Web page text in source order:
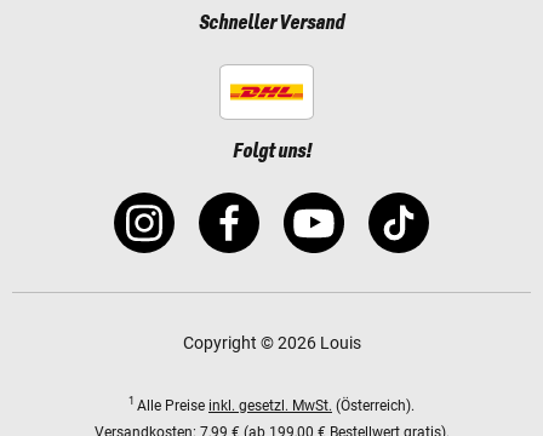
Schneller Versand
Folgt uns!
Copyright © 2026 Louis
1 Alle Preise inkl. gesetzl. MwSt. (Österreich).
Versandkosten: 7,99 € (ab 199,00 € Bestellwert gratis).